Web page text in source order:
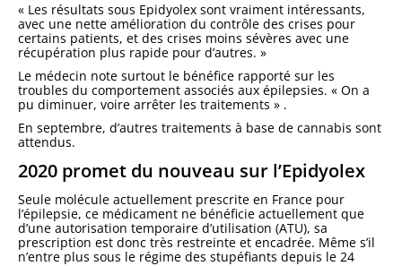
« Les résultats sous Epidyolex sont vraiment intéressants,
avec une nette amélioration du contrôle des crises pour
certains patients, et des crises moins sévères avec une
récupération plus rapide pour d’autres. »
Le médecin note surtout le bénéfice rapporté sur les
troubles du comportement associés aux épilepsies. « On a
pu diminuer, voire arrêter les traitements » .
En septembre, d’autres traitements à base de cannabis sont
attendus.
2020 promet du nouveau sur l’Epidyolex
Seule molécule actuellement prescrite en France pour
l’épilepsie, ce médicament ne bénéficie actuellement que
d’une autorisation temporaire d’utilisation (ATU), sa
prescription est donc très restreinte et encadrée. Même s’il
n’entre plus sous le régime des stupéfiants depuis le 24